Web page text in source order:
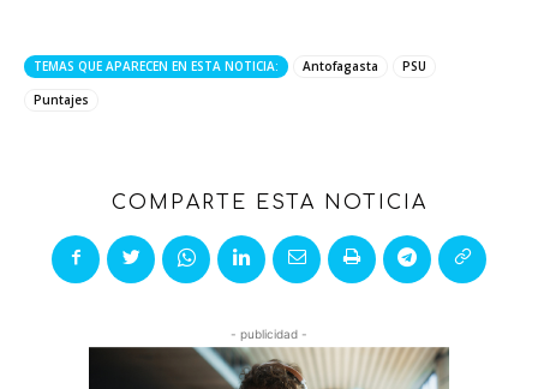
TEMAS QUE APARECEN EN ESTA NOTICIA: Antofagasta
PSU
Puntajes
COMPARTE ESTA NOTICIA
- publicidad -